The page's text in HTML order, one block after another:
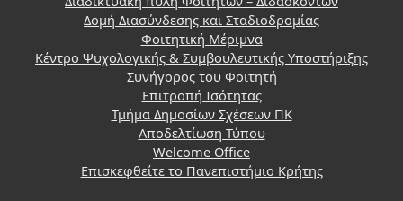
Δομή Διασύνδεσης και Σταδιοδρομίας
Φοιτητική Μέριμνα
Κέντρο Ψυχολογικής & Συμβουλευτικής Υποστήριξης
Συνήγορος του Φοιτητή
Επιτροπή Ισότητας
Τμήμα Δημοσίων Σχέσεων ΠΚ
Αποδελτίωση Τύπου
Welcome Office
Επισκεφθείτε το Πανεπιστήμιο Κρήτης